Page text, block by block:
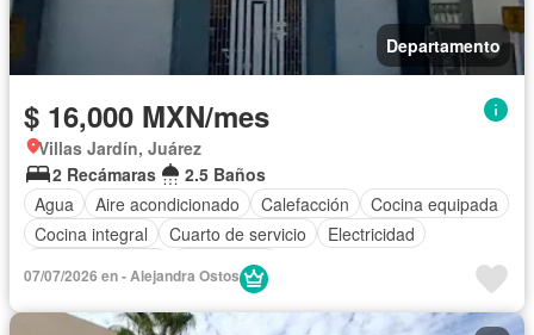
Departamento
$ 16,000 MXN/mes
Villas Jardín, Juárez
2 Recámaras
2.5 Baños
Agua
Aire acondicionado Calefacción
Cocina equipada
Cocina integral
Cuarto de servicio
Electricidad
Gas natural
07/07/2026 en - Alejandra Ostos